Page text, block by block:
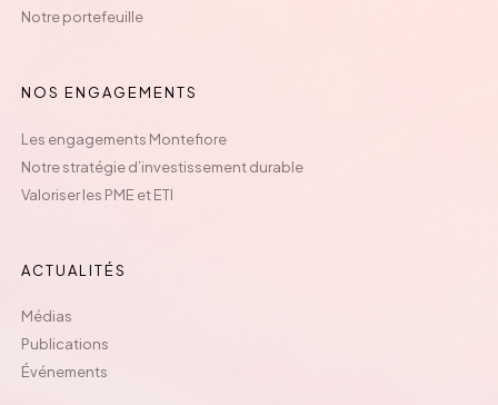
Notre portefeuille
NOS ENGAGEMENTS
Les engagements Montefiore
Notre stratégie d’investissement durable
Valoriser les PME et ETI
ACTUALITÉS
Médias
Publications
Événements